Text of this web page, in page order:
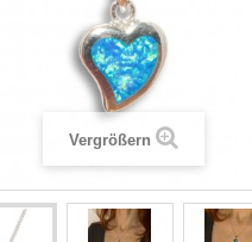
Vergrößern